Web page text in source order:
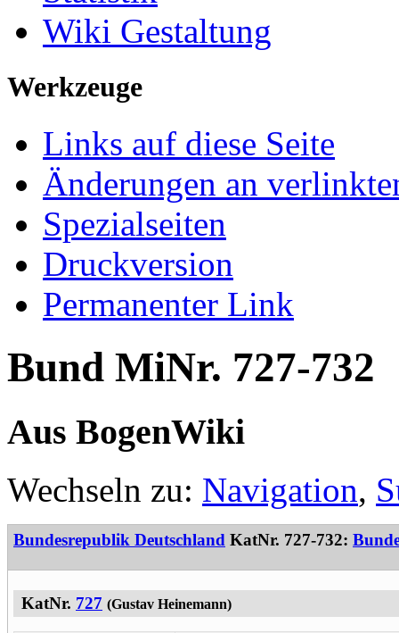
Wiki Gestaltung
Werkzeuge
Links auf diese Seite
Änderungen an
Spezialseiten
Druckversion
Permanenter Link
Bund MiNr. 727-732
Aus BogenWiki
Wechseln zu: Navigation,
Bundesrepublik Deutschland KatNr. 727-732:
KatNr. 727 (Gustav Heinemann)